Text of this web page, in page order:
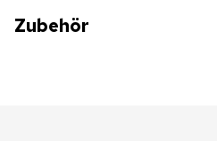
Zubehör